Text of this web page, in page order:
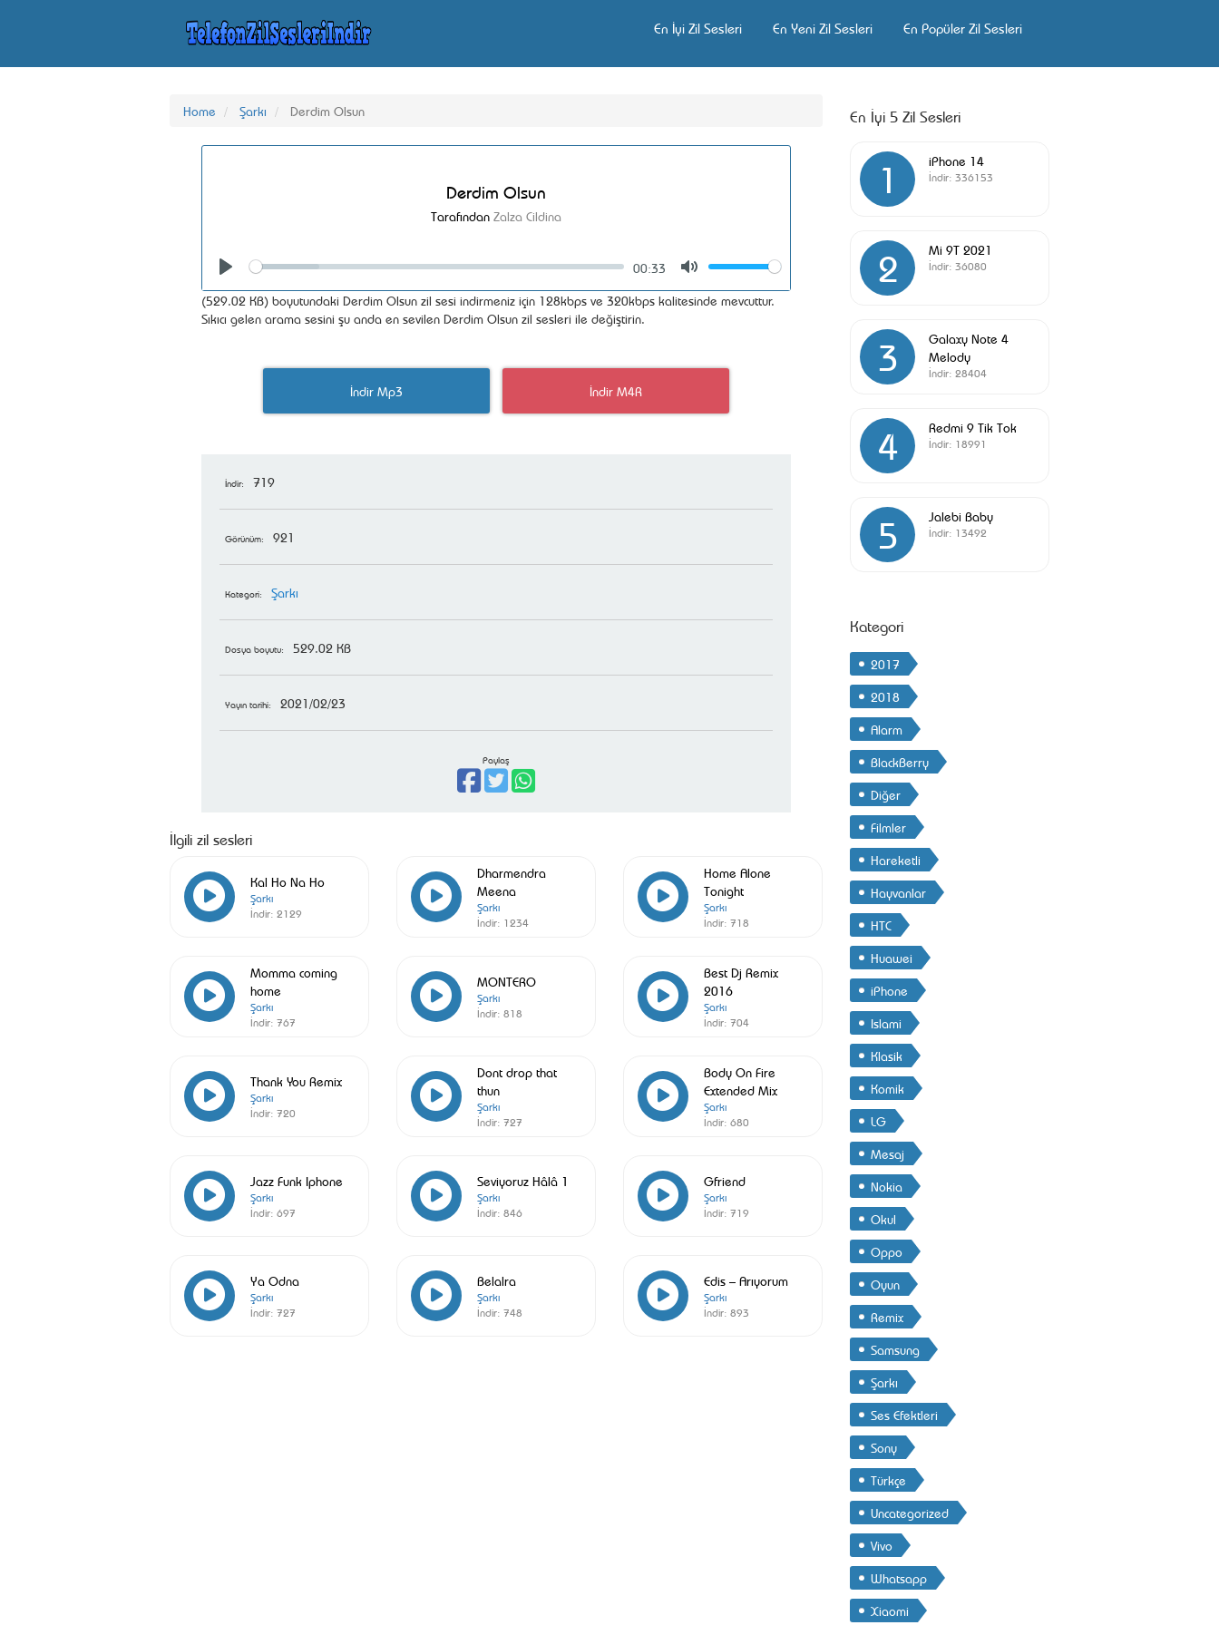
En İyi Zil Sesleri En Yeni Zil Sesleri En Popüler Zil Sesleri
Home Şarkı Derdim Olsun
Derdim Olsun
Tarafından Zalza Cildina
Seek
00:33
Volume
(529.02 KB) boyutundaki Derdim Olsun zil sesi indirmeniz için 128kbps ve 320kbps kalitesinde mevcuttur.
Sıkıcı gelen arama sesini şu anda en sevilen Derdim Olsun zil sesleri ile değiştirin.
İndir Mp3 İndir M4R
İndir: 719
Görünüm: 921
Kategori: Şarkı
Dosya boyutu: 529.02 KB
Yayın tarihi: 2021/02/23
Paylaş
İlgili zil sesleri
Kal Ho Na Ho
Şarkı
İndir: 2129
Dharmendra
Meena
Şarkı
İndir: 1234
Home Alone
Tonight
Şarkı
İndir: 718
Momma coming
home
Şarkı
İndir: 767
MONTERO
Şarkı
İndir: 818
Best Dj Remix
2016
Şarkı
İndir: 704
Thank You Remix
Şarkı
İndir: 720
Dont drop that
thun
Şarkı
İndir: 727
Body On Fire
Extended Mix
Şarkı
İndir: 680
Jazz Funk Iphone
Şarkı
İndir: 697
Seviyoruz Hâlâ 1
Şarkı
İndir: 846
Gfriend
Şarkı
İndir: 719
Ya Odna
Şarkı
İndir: 727
Belalra
Şarkı
İndir: 748
Edis – Arıyorum
Şarkı
İndir: 893
En İyi 5 Zil Sesleri
1 iPhone 14
İndir: 336153
2 Mi 9T 2021
İndir: 36080
3
Galaxy Note 4
Melody
İndir: 28404
4 Redmi 9 Tik Tok
İndir: 18991
5 Jalebi Baby
İndir: 13492
Kategori
2017
2018
Alarm
BlackBerry
Diğer
Filmler
Hareketli
Hayvanlar
HTC
Huawei
iPhone
Islami
Klasik
Komik
LG
Mesaj
Nokia
Okul
Oppo
Oyun
Remix
Samsung
Şarkı
Ses Efektleri
Sony
Türkçe
Uncategorized
Vivo
Whatsapp
Xiaomi